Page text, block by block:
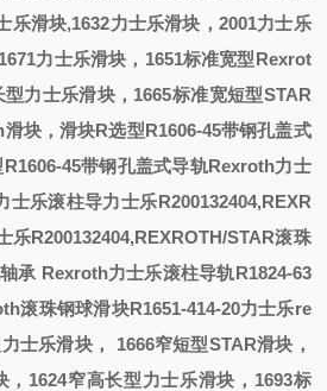
乐滑块,1632力士乐滑块， 2001力士乐
力士乐滑块， 1651标准宽型Rexrot
力士乐滑块， 1665标准宽短型STAR
滑块， 滑块R选型R1606-45带钢孔盖式
R1606-45带钢孔盖式导轨Rexroth力士
士乐滚柱导力士乐R200132404,REXR
乐R200132404,REXROTH/STAR滚珠
承 Rexroth力士乐滚柱导轨R1824-63
滚珠钢球滑块R1651-414-20力士乐re
士乐滑块， 1666窄短型STAR滑块，
， 1624窄高长型力士乐滑块， 1693标